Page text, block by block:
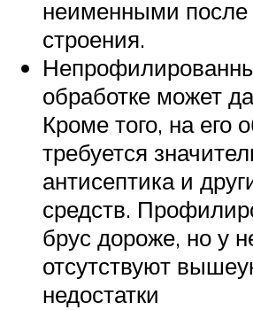
неименными после
строения.
обработке может
Кроме того, на его
требуется
антисептика и
средств.
брус дороже, но у
отсутствуют
недостатки